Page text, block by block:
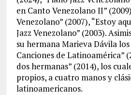
en Canto Venezolano II”
Venezolano” (2007), “Estoy
Jazz Venezolano” (2003).
su hermana Marieva Dávila
Canciones de Latinoamérica”
dos hermanas” (2014), los
propios, a cuatro manos y
latinoamericanos.